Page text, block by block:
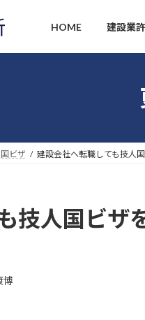
HOME 建設業
ビザ 建設会社へ転職しても技人
技人国ビザ
博